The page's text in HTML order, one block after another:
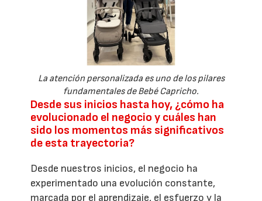
La atención personalizada es uno de los pilares
fundamentales de Bebé Capricho.
Desde sus inicios hasta hoy, ¿cómo ha
evolucionado el negocio y cuáles han
sido los momentos más significativos
de esta trayectoria?
Desde nuestros inicios, el negocio ha
experimentado una evolución constante,
marcada por el aprendizaje, el esfuerzo y la